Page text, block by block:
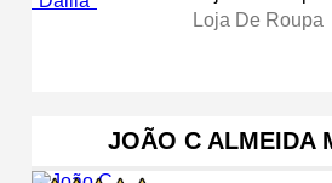
Loja De Roupa
JOÃO C ALMEIDA